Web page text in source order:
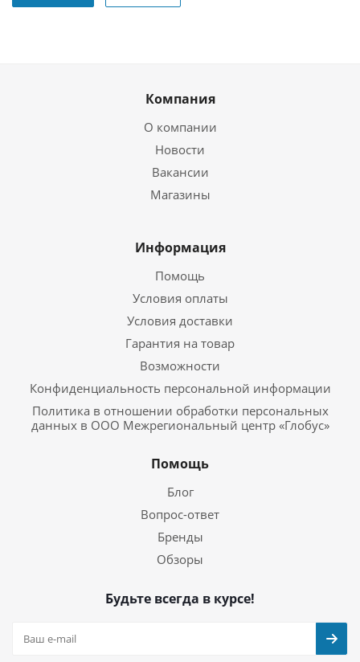
Компания
О компании
Новости
Вакансии
Магазины
Информация
Помощь
Условия оплаты
Условия доставки
Гарантия на товар
Возможности
Конфиденциальность персональной информации
Политика в отношении обработки персональных
данных в ООО Межрегиональный центр «Глобус»
Помощь
Блог
Вопрос-ответ
Бренды
Обзоры
Будьте всегда в курсе!